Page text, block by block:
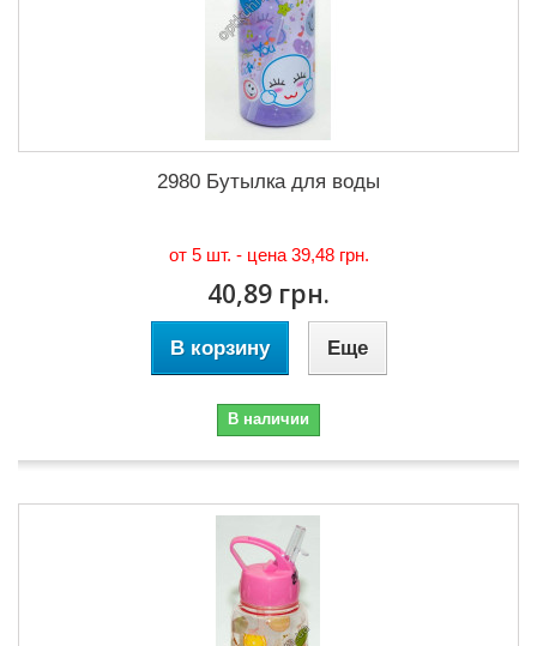
2980 Бутылка для воды
от 5 шт. - цена 39,48 грн.
40,89 грн.
В корзину Еще
В наличии